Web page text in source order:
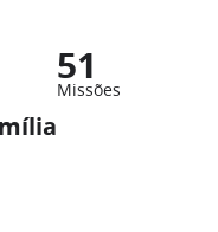
51
Missões